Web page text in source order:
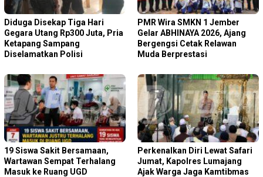
Diduga Disekap Tiga Hari
Gegara Utang Rp300 Juta, Pria
Ketapang Sampang
Diselamatkan Polisi
PMR Wira SMKN 1 Jember
Gelar ABHINAYA 2026, Ajang
Bergengsi Cetak Relawan
Muda Berprestasi
19 Siswa Sakit Bersamaan,
Wartawan Sempat Terhalang
Masuk ke Ruang UGD
Perkenalkan Diri Lewat Safari
Jumat, Kapolres Lumajang
Ajak Warga Jaga Kamtibmas